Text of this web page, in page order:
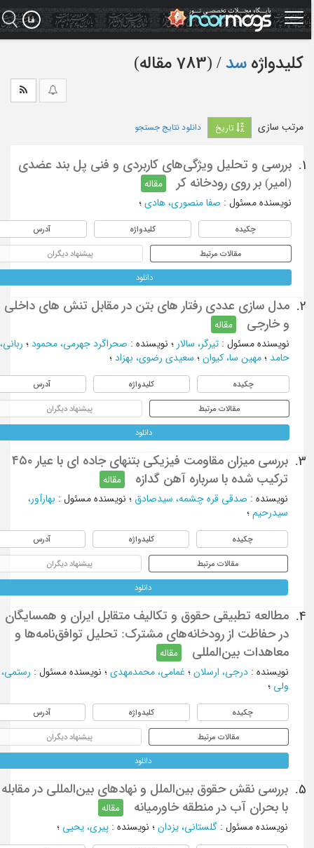
کلیدواژه سد ‏/ (783 مقاله)
مرتب سازی تاریخ دانلود نتایج جستجو
1.
بررسی و تحلیل ویژگی‌های کاربردی و فنی پل بند عضدی
(امیر) بر روی رودخانه کر
مقاله
نویسنده مسئول : صفا منصوری، هادی؛
چکیده کلیدواژه آدرس
مقالات مرتبط پیشنهاد دیگران
دانلود
2.
مدل سازی عددی رفتار های بتن در مقابل تنش های داخلی
و خارجی
مقاله
نویسنده مسئول : تیرگر، سالار؛ نویسنده: صحراگرد جهرمی، محمود؛ ربانی،
حامد؛ مهین سا، کیوان؛ سعیدی رضوی، بهزاد؛
چکیده کلیدواژه آدرس
مقالات مرتبط پیشنهاد دیگران
دانلود
3.
بررسی میزان مقاومت فیزیکی بتنهای جاده ای با عیار ۴۵۰
ترکیب شده با سرباره آهن گدازه
مقاله
نویسنده: صدقی قره چشمه، سیدصادق؛ نویسنده مسئول : بهارآور،
سیدرحیم؛
چکیده کلیدواژه آدرس
مقالات مرتبط پیشنهاد دیگران
دانلود
4.
مطالعه تطبیقی حقوق و تکالیف متقابل ایران و همسایگان
در حفاظت از رودخانه‌های مشترک: تحلیل توافق‌نامه‌ها و
معاهدات بین‌المللی
مقاله
نویسنده: درجی، ارسلان؛ غمامی، محمدمهدی؛ نویسنده مسئول : رستمی،
ولی ؛
چکیده کلیدواژه آدرس
مقالات مرتبط پیشنهاد دیگران
دانلود
5.
بررسی نقش حقوق بین‌الملل و نهادهای بین‌المللی در مقابله
با بحران آب در منطقه خاورمیانه
مقاله
نویسنده مسئول : گلستانی، یزدان؛ نویسنده: پیری، یحیی ؛